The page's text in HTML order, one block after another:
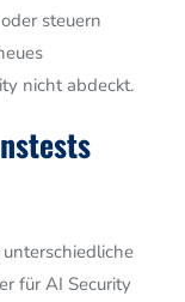
steuern
nicht abdeckt.
für AI Security